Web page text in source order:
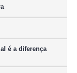
é a diferença